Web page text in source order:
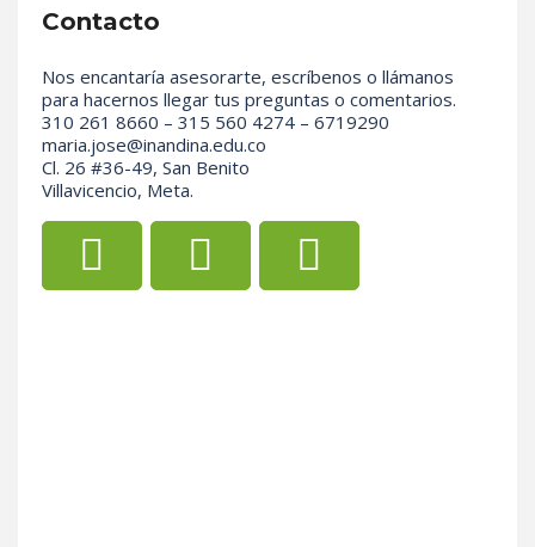
Contacto
Nos encantaría asesorarte, escríbenos o llámanos
para hacernos llegar tus preguntas o comentarios.
310 261 8660 – 315 560 4274 – 6719290
maria.jose@inandina.edu.co
Cl. 26 #36-49, San Benito
Villavicencio, Meta.